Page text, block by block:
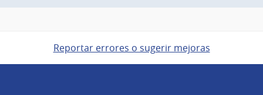
Reportar errores o sugerir mejoras